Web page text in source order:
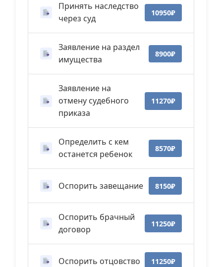
Принять наследство
через суд
10950₽
Заявление на раздел
имущества
8900₽
Заявление на
отмену судебного
приказа
11270₽
Определить с кем
останется ребенок
8570₽
Оспорить завещание 8150₽
Оспорить брачный
договор
11250₽
Оспорить отцовство 11250₽